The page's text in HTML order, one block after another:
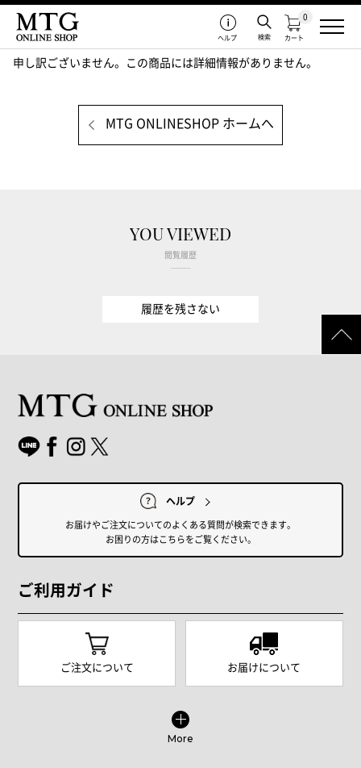
カート
0
検索
ヘルプ
申し訳ございません。この商品には詳細情報がありません。
MTG ONLINESHOP ホームへ
YOU VIEWED
閲覧履歴
履歴を残さない
ヘルプ
お届けやご注文についてのよくある質問が検索できます。
お困りの方はこちらをご覧ください。
ご利用ガイド
ご注文について お届けについて
More